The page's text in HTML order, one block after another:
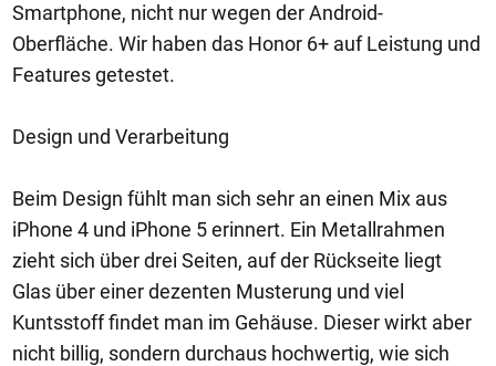
Smartphone, nicht nur wegen der Android-
Oberfläche. Wir haben das Honor 6+ auf Leistung und
Features getestet.
Design und Verarbeitung
Beim Design fühlt man sich sehr an einen Mix aus
iPhone 4 und iPhone 5 erinnert. Ein Metallrahmen
zieht sich über drei Seiten, auf der Rückseite liegt
Glas über einer dezenten Musterung und viel
Kuntsstoff findet man im Gehäuse. Dieser wirkt aber
nicht billig, sondern durchaus hochwertig, wie sich